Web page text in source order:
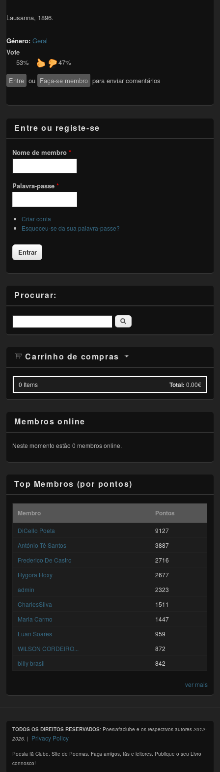
Lausanna, 1896.
Género:Geral
Vote
53%
47%
Entre ou Faça-se membro para enviar comentários
Entre ou registe-se
Nome de membro*
Palavra-passe*
Criar conta
Esqueceu-se da sua palavra-passe?
Procurar:
Pesquisar
Carrinho de compras
0 Items Total: 0.00€
Membros online
Neste momento estão 0 membros online.
Top Membros (por pontos)
Membro Pontos
DiCello Poeta
9127
António Tê Santos
3887
Frederico De Castro
2716
Hygora Hoxy
2677
admin
2323
CharlesSilva
1511
Maria Carmo
1447
Luan Soares
959
WILSON CORDEIRO...
872
billy brasil
842
ver mais
TODOS OS DIREITOS RESERVADOS: Poesiafaclube e os respectivos autores2012-
2026. | Privacy Policy
Poesia fã Clube. Site de Poemas. Faça amigos, fãs e leitores. Publique o seu Livro
connosco!